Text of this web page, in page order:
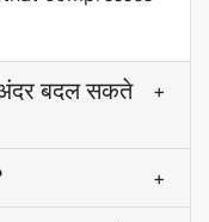
अंदर बदल सकते
+
+